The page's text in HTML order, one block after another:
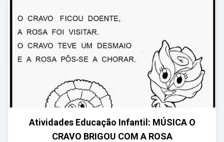
Atividades Educação Infantil: MÚSICA O
CRAVO BRIGOU COM A ROSA